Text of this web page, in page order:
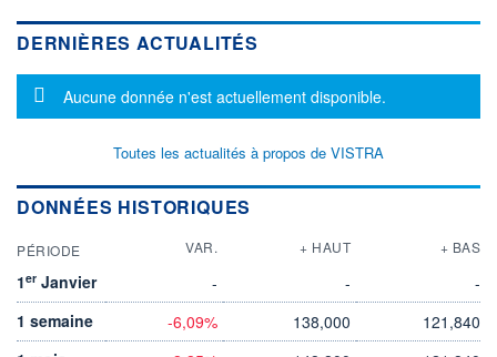
DERNIÈRES ACTUALITÉS
Message d'information
Aucune donnée n'est actuellement disponible.
Toutes les actualités à propos de VISTRA
DONNÉES HISTORIQUES
PÉRIODE VAR. + HAUT + BAS
1er Janvier - -
-
1 semaine
-6,09% 138,000
121,840